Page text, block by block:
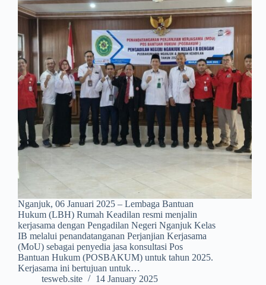
Nganjuk, 06 Januari 2025 – Lembaga Bantuan
Hukum (LBH) Rumah Keadilan resmi menjalin
kerjasama dengan Pengadilan Negeri Nganjuk Kelas
IB melalui penandatanganan Perjanjian Kerjasama
(MoU) sebagai penyedia jasa konsultasi Pos
Bantuan Hukum (POSBAKUM) untuk tahun 2025.
Kerjasama ini bertujuan untuk…
tesweb.site
14 January 2025